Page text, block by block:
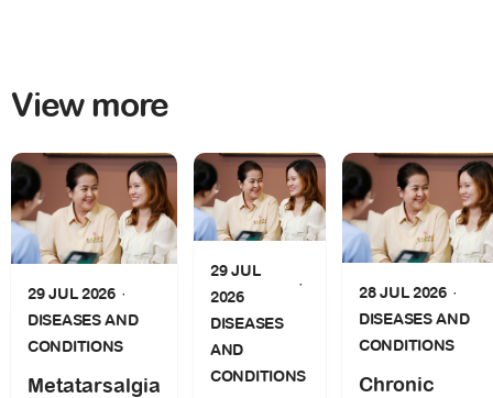
View more
29 JUL 2026
DISEASES AND
CONDITIONS
Metatarsalgia
29 JUL
2026
DISEASES
AND
CONDITIONS
28 JUL 2026
DISEASES AND
CONDITIONS
Chronic